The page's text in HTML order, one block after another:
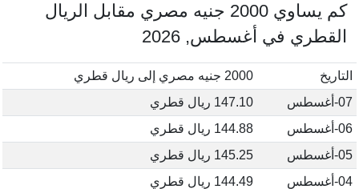
كم يساوي 2000 جنيه مصري مقابل الريال
القطري في أغسطس, 2026
التاريخ
2000 جنيه مصري إلى ريال قطري
07-أغسطس
147.10 ريال قطري
06-أغسطس
144.88 ريال قطري
05-أغسطس
145.25 ريال قطري
04-أغسطس
144.49 ريال قطري